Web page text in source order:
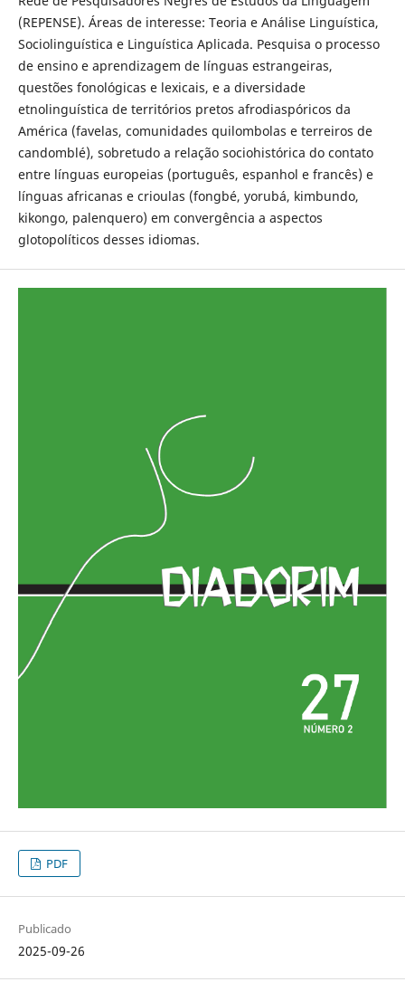
(REPENSE). Áreas de interesse: Teoria e Análise Linguística,
Sociolinguística e Linguística Aplicada. Pesquisa o processo
de ensino e aprendizagem de línguas estrangeiras,
questões fonológicas e lexicais, e a diversidade
etnolinguística de territórios pretos afrodiaspóricos da
América (favelas, comunidades quilombolas e terreiros de
candomblé), sobretudo a relação sociohistórica do contato
entre línguas europeias (português, espanhol e francês) e
línguas africanas e crioulas (fongbé, yorubá, kimbundo,
kikongo, palenquero) em convergência a aspectos
glotopolíticos desses idiomas.
PDF
Publicado
2025-09-26